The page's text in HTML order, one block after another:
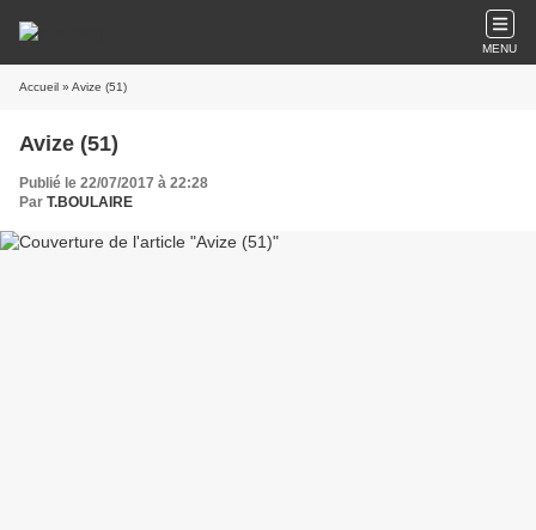
MENU
Accueil » Avize (51)
Avize (51)
Publié le 22/07/2017 à 22:28
Par T.BOULAIRE